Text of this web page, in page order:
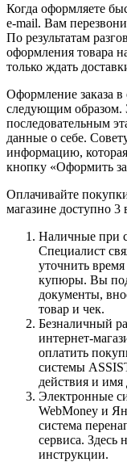
Когда оформляете
e-mail. Вам
По результатам
оформления товара
только ждать
Оформление заказа
следующим образом.
последовательным
данные о себе.
информацию,
кнопку «Оформить
Оплачивайте
магазине доступно 3
Наличные при
Специалист
уточнить
купюры. Вы
документы,
товар и чек.
Безналичный
интернет-
оплатить
системы
действия и имя
Электронные
WebMoney и
система
сервиса. Здесь
инструкции.